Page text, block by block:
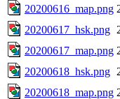
20200616_map.png
20200617_hsk.png
20200617_map.png
20200618_hsk.png
20200618_map.png